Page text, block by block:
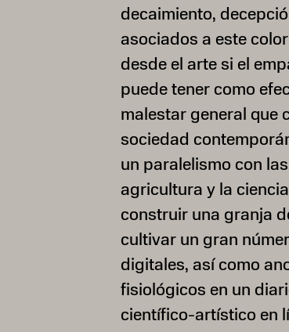
decaimiento,
asociados a este
desde el arte si el
puede tener como
malestar general que
sociedad
un paralelismo con
agricultura y la
construir una granja
cultivar un gran
digitales, así como
fisiológicos en un
científico-artístico en